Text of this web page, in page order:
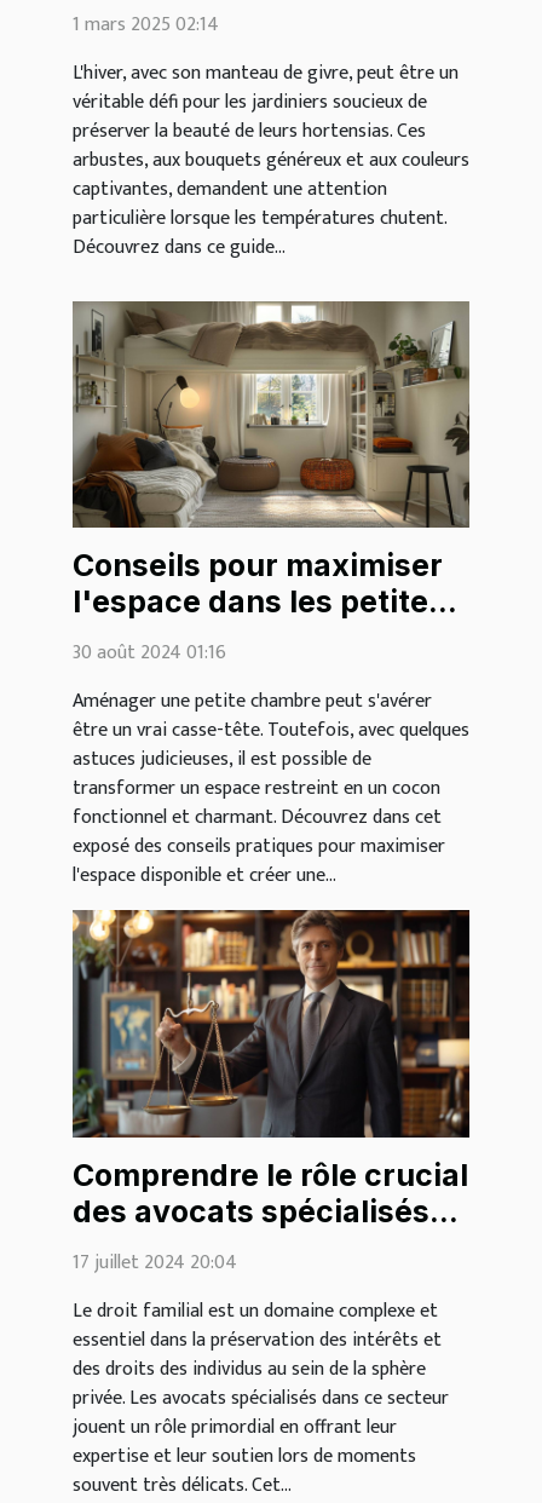
des gelées hivernales
1 mars 2025 02:14
L'hiver, avec son manteau de givre, peut être un
véritable défi pour les jardiniers soucieux de
préserver la beauté de leurs hortensias. Ces
arbustes, aux bouquets généreux et aux couleurs
captivantes, demandent une attention
particulière lorsque les températures chutent.
Découvrez dans ce guide...
Conseils pour maximiser
l'espace dans les petites
chambres
30 août 2024 01:16
Aménager une petite chambre peut s'avérer
être un vrai casse-tête. Toutefois, avec quelques
astuces judicieuses, il est possible de
transformer un espace restreint en un cocon
fonctionnel et charmant. Découvrez dans cet
exposé des conseils pratiques pour maximiser
l'espace disponible et créer une...
Comprendre le rôle crucial
des avocats spécialisés
en droit familial
17 juillet 2024 20:04
Le droit familial est un domaine complexe et
essentiel dans la préservation des intérêts et
des droits des individus au sein de la sphère
privée. Les avocats spécialisés dans ce secteur
jouent un rôle primordial en offrant leur
expertise et leur soutien lors de moments
souvent très délicats. Cet...